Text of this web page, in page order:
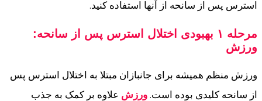
استرس پس از سانحه از آنها استفاده کنید.
مرحله ۱ بهبودی اختلال استرس پس از سانحه:
ورزش
ورزش منظم همیشه برای جانبازان مبتلا به اختلال استرس پس
از سانحه کلیدی بوده است. ورزش علاوه بر کمک به جذب